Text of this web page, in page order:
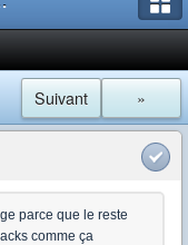
»
Suivant
parce que le reste
comme ça